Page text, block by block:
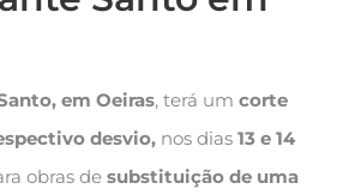
em Oeiras, terá um corte
desvio, nos dias 13 e 14
obras de substituição de uma